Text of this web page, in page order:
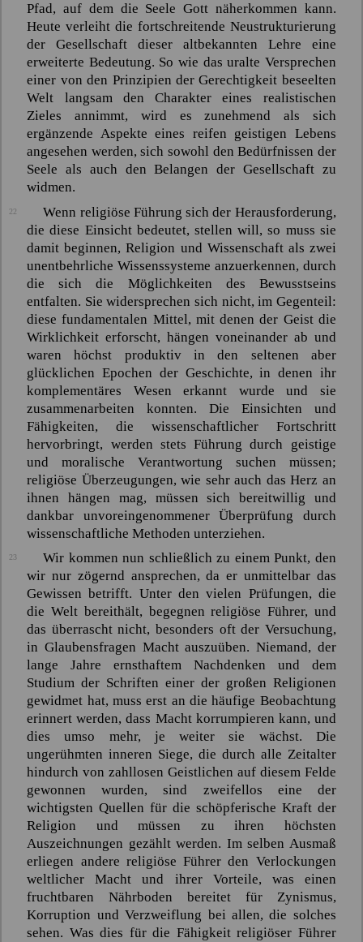
Pfad, auf dem die Seele Gott näherkommen kann.
Heute verleiht die fortschreitende Neustrukturierung
der Gesellschaft dieser altbekannten Lehre eine
erweiterte Bedeutung. So wie das uralte Versprechen
einer von den Prinzipien der Gerechtigkeit beseelten
Welt langsam den Charakter eines realistischen
Zieles annimmt, wird es zunehmend als sich
ergänzende Aspekte eines reifen geistigen Lebens
angesehen werden, sich sowohl den Bedürfnissen der
Seele als auch den Belangen der Gesellschaft zu
widmen.
22
Wenn religiöse Führung sich der Herausforderung,
die diese Einsicht bedeutet, stellen will, so muss sie
damit beginnen, Religion und Wissenschaft als zwei
unentbehrliche Wissenssysteme anzuerkennen, durch
die sich die Möglichkeiten des Bewusstseins
entfalten. Sie widersprechen sich nicht, im Gegenteil:
diese fundamentalen Mittel, mit denen der Geist die
Wirklichkeit erforscht, hängen voneinander ab und
waren höchst produktiv in den seltenen aber
glücklichen Epochen der Geschichte, in denen ihr
komplementäres Wesen erkannt wurde und sie
zusammenarbeiten konnten. Die Einsichten und
Fähigkeiten, die wissenschaftlicher Fortschritt
hervorbringt, werden stets Führung durch geistige
und moralische Verantwortung suchen müssen;
religiöse Überzeugungen, wie sehr auch das Herz an
ihnen hängen mag, müssen sich bereitwillig und
dankbar unvoreingenommener Überprüfung durch
wissenschaftliche Methoden unterziehen.
23
Wir kommen nun schließlich zu einem Punkt, den
wir nur zögernd ansprechen, da er unmittelbar das
Gewissen betrifft. Unter den vielen Prüfungen, die
die Welt bereithält, begegnen religiöse Führer, und
das überrascht nicht, besonders oft der Versuchung,
in Glaubensfragen Macht auszuüben. Niemand, der
lange Jahre ernsthaftem Nachdenken und dem
Studium der Schriften einer der großen Religionen
gewidmet hat, muss erst an die häufige Beobachtung
erinnert werden, dass Macht korrumpieren kann, und
dies umso mehr, je weiter sie wächst. Die
ungerühmten inneren Siege, die durch alle Zeitalter
hindurch von zahllosen Geistlichen auf diesem Felde
gewonnen wurden, sind zweifellos eine der
wichtigsten Quellen für die schöpferische Kraft der
Religion und müssen zu ihren höchsten
Auszeichnungen gezählt werden. Im selben Ausmaß
erliegen andere religiöse Führer den Verlockungen
weltlicher Macht und ihrer Vorteile, was einen
fruchtbaren Nährboden bereitet für Zynismus,
Korruption und Verzweiflung bei allen, die solches
sehen. Was dies für die Fähigkeit religiöser Führer